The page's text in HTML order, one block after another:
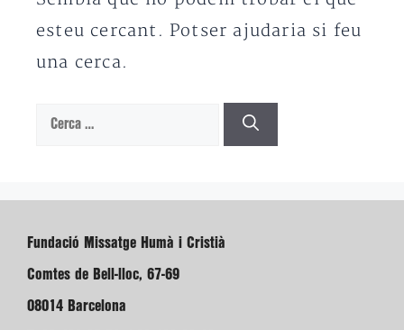
esteu cercant. Potser ajudaria si feu
una cerca.
Cerca:
Fundació Missatge Humà i Cristià
Comtes de Bell-lloc, 67-69
08014 Barcelona